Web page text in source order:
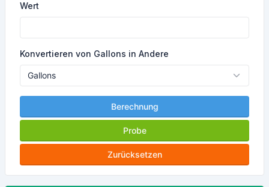
Wert
Konvertieren von Gallons in Andere
Berechnung
Probe
Zurücksetzen